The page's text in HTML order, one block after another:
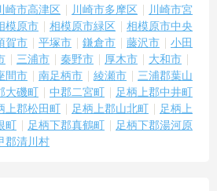
崎市高津区 川崎市多摩区
川崎市宮
模原市 相模原市緑区
相模原市中央
賀市 平塚市 鎌倉市 藤沢市
小田
三浦市 秦野市 厚木市
大和市
間市 南足柄市 綾瀬市
三浦郡葉山
大磯町 中郡二宮町
足柄上郡中井町
上郡松田町 足柄上郡山北町
足柄上
町 足柄下郡真鶴町
足柄下郡湯河原
郡清川村